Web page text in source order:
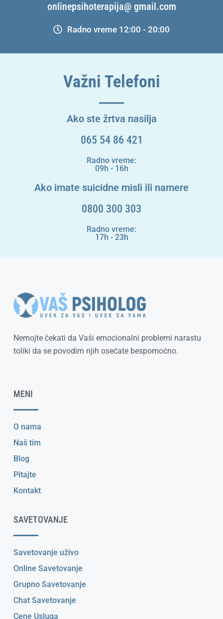
onlinepsihoterapija@ gmail.com
Radno vreme 12:00 - 20:00
Važni Telefoni
Ako ste žrtva nasilja
065 54 86 421
Radno vreme:
09h - 16h
Ako imate suicidne misli ili namere
0800 300 303
Radno vreme:
17h - 23h
Nemojte čekati da Vaši emocionalni problemi narastu
toliki da se povodim njih osećate bespomoćno.
MENI
O nama
Naš tim
Blog
Pitajte
Kontakt
SAVETOVANJE
Savetovanje uživo
Online Savetovanje
Grupno Savetovanje
Chat Savetovanje
Cene Usluga